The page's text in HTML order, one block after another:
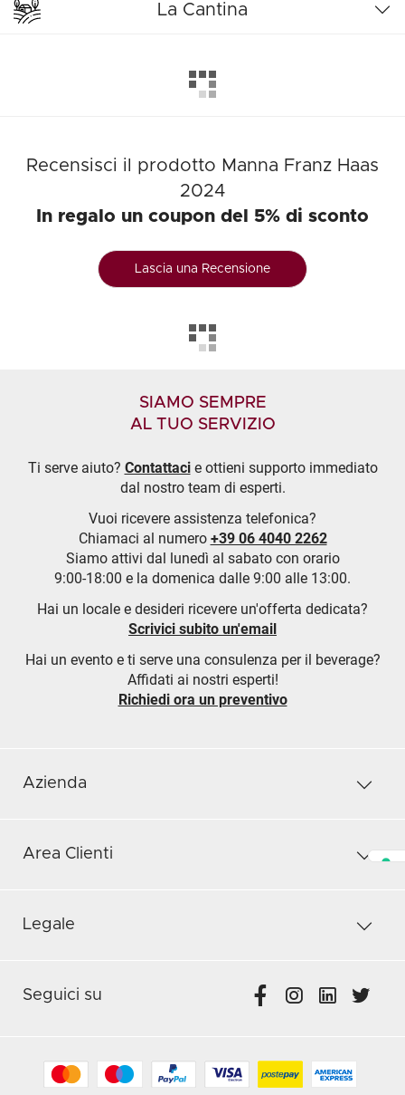
La Cantina
Recensisci il prodotto Manna Franz Haas
2024
In regalo un coupon del 5% di sconto
Lascia una Recensione
SIAMO SEMPRE
AL TUO SERVIZIO
Ti serve aiuto? Contattacie ottieni supporto immediato
dal nostro team di esperti.
Vuoi ricevere assistenza telefonica?
Chiamaci al numero +39 06 4040 2262
Siamo attivi dal lunedì al sabato con orario
9:00-18:00 e la domenica dalle 9:00 alle 13:00.
Hai un locale e desideri ricevere un'offerta dedicata?
Scrivici subito un'email
Hai un evento e ti serve una consulenza per il beverage?
Affidati ai nostri esperti!
Richiedi ora un preventivo
Azienda
Area Clienti
Legale
Seguici su